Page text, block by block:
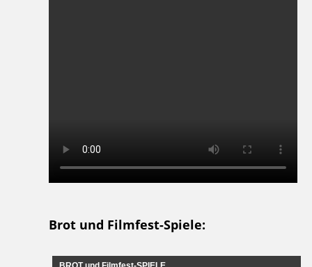
Brot und Filmfest-Spiele: